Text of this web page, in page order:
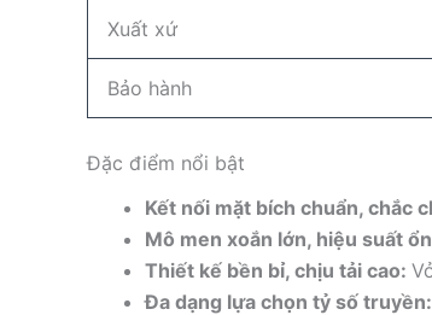
Xuất xứ
Bảo hành
Đặc điểm nổi bật
Kết nối mặt bích chuẩn, chắc
Mô men xoắn lớn, hiệu suất
Thiết kế bền bỉ, chịu tải cao:
Đa dạng lựa chọn tỷ số truyền: